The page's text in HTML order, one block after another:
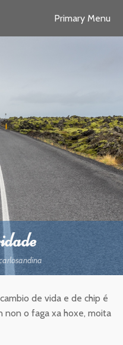
Primary Menu
de vida e de chip é
o faga xa hoxe, moita